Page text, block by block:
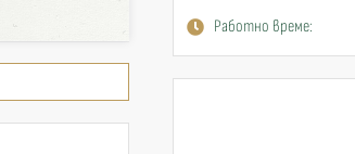
Работно време: